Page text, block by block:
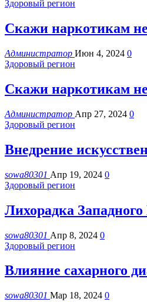
Здоровый регион
Скажи наркотикам
Администратор Июн 4, 2024 0
Здоровый регион
Скажи наркотикам
Администратор Апр 27, 2024 0
Здоровый регион
Внедрение
sowa80301 Апр 19, 2024 0
Здоровый регион
Лихорадка
sowa80301 Апр 8, 2024 0
Здоровый регион
Влияние сахарного
sowa80301 Мар 18, 2024 0